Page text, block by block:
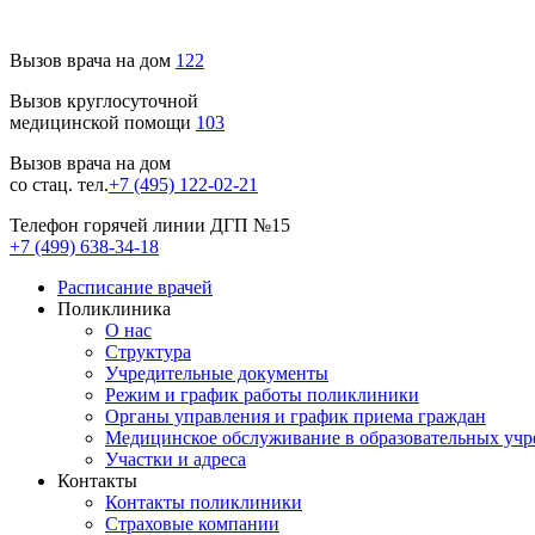
Вызов врача на дом 122
Вызов круглосуточной
медицинской помощи 103
Вызов врача на дом
со стац. тел.+7 (495) 122-02-21
Телефон горячей линии ДГП №15
+7 (499) 638-34-18
Расписание врачей
Поликлиника
О нас
Структура
Учредительные документы
Режим и график работы поликлиники
Органы управления и график приема граждан
Медицинское обслуживание в образовательных
Участки и адреса
Контакты
Контакты поликлиники
Страховые компании